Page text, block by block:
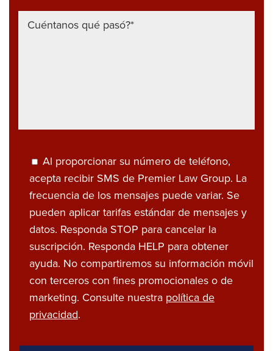
Al proporcionar su número de teléfono,
acepta recibir SMS de Premier Law Group. La
frecuencia de los mensajes puede variar. Se
pueden aplicar tarifas estándar de mensajes y
datos. Responda STOP para cancelar la
suscripción. Responda HELP para obtener
ayuda. No compartiremos su información móvil
con terceros con fines promocionales o de
marketing. Consulte nuestra política de
privacidad.